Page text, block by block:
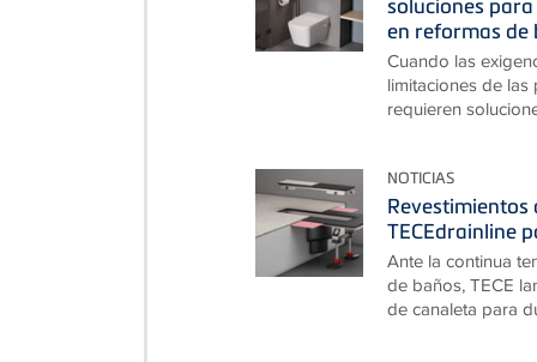
soluciones
en reformas de
Cuando las
limitaciones de
requieren
NOTICIAS
Revestimientos
TECEdrainline
Ante la continua
de baños, TECE
de canaleta para